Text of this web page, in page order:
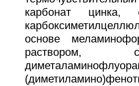
карбонат
основе
раствором,